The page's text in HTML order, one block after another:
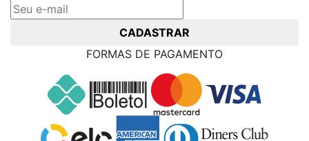
CADASTRAR
FORMAS DE PAGAMENTO